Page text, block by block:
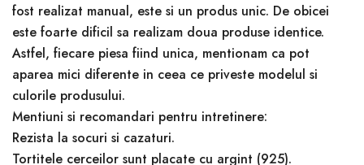
fost realizat manual, este si un produs unic. De obicei
este foarte dificil sa realizam doua produse identice.
Astfel, fiecare piesa fiind unica, mentionam ca pot
aparea mici diferente in ceea ce priveste modelul si
culorile produsului.
Mentiuni si recomandari pentru intretinere:
Rezista la socuri si cazaturi.
Tortitele cerceilor sunt placate cu argint (925).